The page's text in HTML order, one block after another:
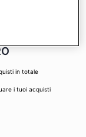
in totale
i tuoi acquisti